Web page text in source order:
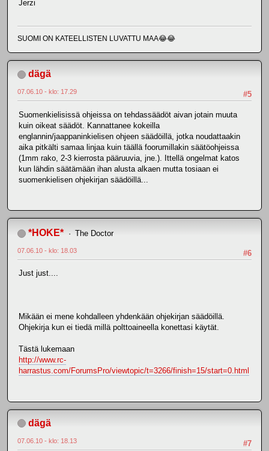
Jerzi
SUOMI ON KATEELLISTEN LUVATTU MAA😂😂
dägä
#5
07.06.10 - klo: 17.29
Suomenkielisissä ohjeissa on tehdassäädöt aivan jotain muuta
kuin oikeat säädöt. Kannattanee kokeilla
englannin/jaappaninkielisen ohjeen säädöillä, jotka noudattaakin
aika pitkälti samaa linjaa kuin täällä foorumillakin säätöohjeissa
(1mm rako, 2-3 kierrosta pääruuvia, jne.). Ittellä ongelmat katos
kun lähdin säätämään ihan alusta alkaen mutta tosiaan ei
suomenkielisen ohjekirjan säädöillä...
*HOKE* The Doctor
#6
07.06.10 - klo: 18.03
Just just....
Mikään ei mene kohdalleen yhdenkään ohjekirjan säädöillä.
Ohjekirja kun ei tiedä millä polttoaineella konettasi käytät.
Tästä lukemaan
http://www.rc-
harrastus.com/ForumsPro/viewtopic/t=3266/finish=15/start=0.html
dägä
#7
07.06.10 - klo: 18.13